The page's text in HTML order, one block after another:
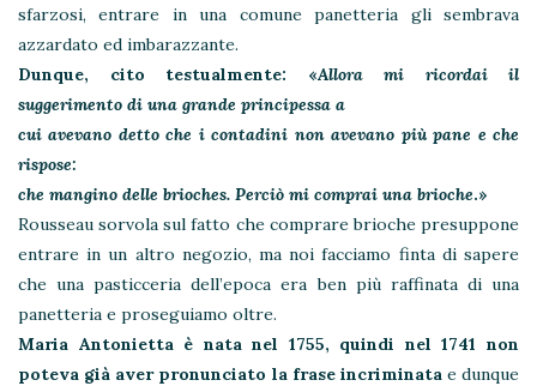
sfarzosi, entrare in una comune panetteria gli sembrava
azzardato ed imbarazzante.
Dunque, cito testualmente: «Allora mi ricordai il
suggerimento di una grande principessa a
cui avevano detto che i contadini non avevano più pane e che
rispose:
che mangino delle brioches. Perciò mi comprai una brioche.»
Rousseau sorvola sul fatto che comprare brioche presuppone
entrare in un altro negozio, ma noi facciamo finta di sapere
che una pasticceria dell’epoca era ben più raffinata di una
panetteria e proseguiamo oltre.
Maria Antonietta è nata nel 1755, quindi nel 1741 non
poteva già aver pronunciato la frase incriminatae dunque